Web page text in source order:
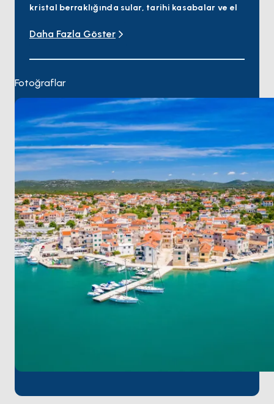
kristal berraklığında sular, tarihi kasabalar ve el
İlk durağımız,Hırvatistan’ın en temiz denizine
Kornati Takımadaları’nın kapısıolarak bilinen
ve zengin deniz yaşamı burada sizi karşılıyor.
durağımızda dünyaca ünlüKrka
Şelaleleri’nikeşfetme şansı bulacaksınız. Doğanın
bu muhteşem harikası, göz alıcı şelaleleri ve huzur
dolu atmosferiyle sizi büyüleyecek.
Akdeniz’in eşsiz cazibesi, taş sokaklar ve ünlü Babić
şaraplarıyla tanışabilirsiniz.
YolculuğumuzŽirjeadasına ulaştığında, el
değmemiş doğası ve berrak koylarıyla tam bir huzur
cenneti sizi bekliyor. ArdındanVodice’ye geçerek, bu
canlı kıyı kasabasının sunduğu dinlenme ve eğlence
dolu anların tadını çıkarabilirsiniz.
Son olarak,Pirovac’a geri dönerek, unutulmaz
anılar, eşsiz manzaralar ve Adriyatik’in zamansız
büyüsüyle dolu bir yolculuğu tamamlıyoruz.
Daha Fazla Göster
Fotoğraflar